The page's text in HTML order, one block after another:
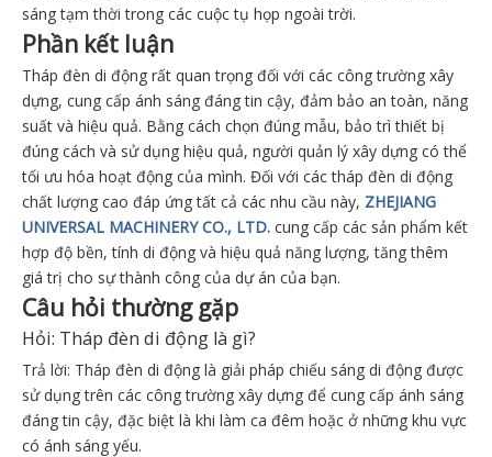
sáng tạm thời trong các cuộc tụ họp ngoài trời.
Phần kết luận
Tháp đèn di động rất quan trọng đối với các công trường xây
dựng, cung cấp ánh sáng đáng tin cậy, đảm bảo an toàn, năng
suất và hiệu quả. Bằng cách chọn đúng mẫu, bảo trì thiết bị
đúng cách và sử dụng hiệu quả, người quản lý xây dựng có thể
tối ưu hóa hoạt động của mình. Đối với các tháp đèn di động
chất lượng cao đáp ứng tất cả các nhu cầu này, ZHEJIANG
UNIVERSAL MACHINERY CO., LTD. cung cấp các sản phẩm kết
hợp độ bền, tính di động và hiệu quả năng lượng, tăng thêm
giá trị cho sự thành công của dự án của bạn.
Câu hỏi thường gặp
Hỏi: Tháp đèn di động là gì?
Trả lời: Tháp đèn di động là giải pháp chiếu sáng di động được
sử dụng trên các công trường xây dựng để cung cấp ánh sáng
đáng tin cậy, đặc biệt là khi làm ca đêm hoặc ở những khu vực
có ánh sáng yếu.